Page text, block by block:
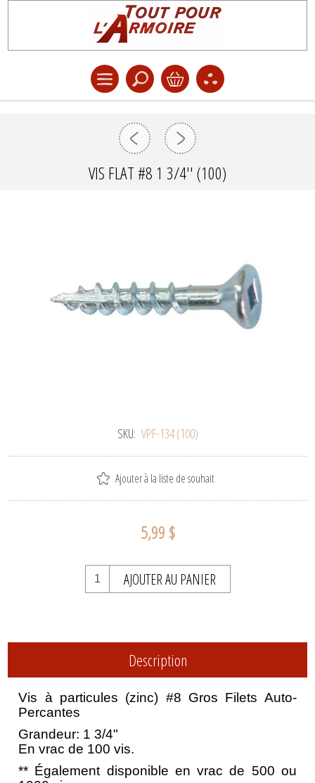
VIS FLAT #8 1 3/4'' (100)
SKU: VPF-134 (100)
Ajouter à la liste de souhait
5,99 $
AJOUTER AU PANIER
Description
Vis à particules (zinc) #8 Gros Filets Auto-
Percantes
Grandeur: 1 3/4"
En vrac de 100 vis.
** Également disponible en vrac de 500 ou